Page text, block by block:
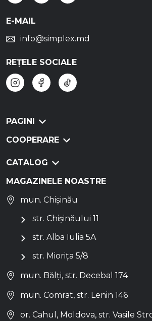
E-MAIL
info@simplex.md
REȚELE SOCIALE
PAGINI
COOPERARE
CATALOG
MAGAZINELE NOASTRE
mun. Chișinău
str. Chișinăului 11
str. Alba Iulia 5A
str. Miorița 5/8
mun. Bălți, str. Decebal 174
mun. Comrat, str. Lenin 146
or. Cahul, Moldova, str. Vasile